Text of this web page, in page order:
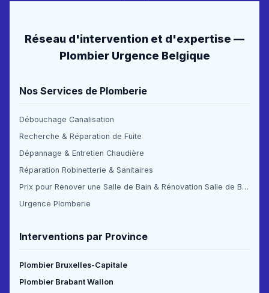
Réseau d'intervention et d'expertise —
Plombier Urgence Belgique
Nos Services de Plomberie
Débouchage Canalisation
Recherche & Réparation de Fuite
Dépannage & Entretien Chaudière
Réparation Robinetterie & Sanitaires
Prix pour Renover une Salle de Bain & Rénovation Salle de Bain Prix
Urgence Plomberie
Interventions par Province
Plombier Bruxelles-Capitale
Plombier Brabant Wallon